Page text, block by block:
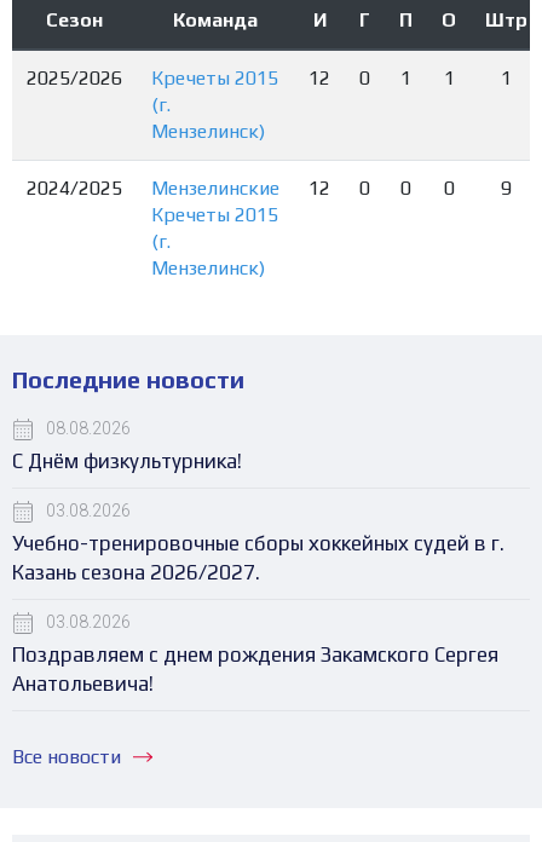
Сезон Команда И Г П О Штр
2025/2026
Кречеты 2015
(г.
Мензелинск)
12 0 1 1 1
2024/2025
Мензелинские
Кречеты 2015
(г.
Мензелинск)
12 0 0 0 9
Последние новости
08.08.2026
С Днём физкультурника!
03.08.2026
Учебно-тренировочные сборы хоккейных судей в г.
Казань сезона 2026/2027.
03.08.2026
Поздравляем с днем рождения Закамского Сергея
Анатольевича!
Все новости